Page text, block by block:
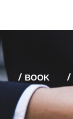
BOOK